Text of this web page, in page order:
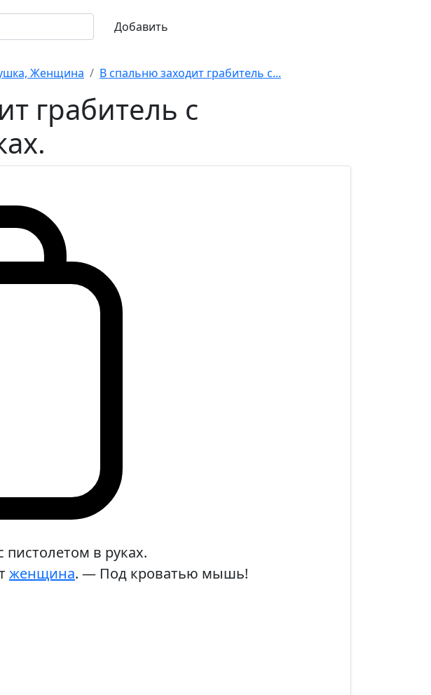
Добавить
Женщина В спальню заходит грабитель с...
грабитель с
пистолетом в руках.
женщина. — Под кроватью мышь!